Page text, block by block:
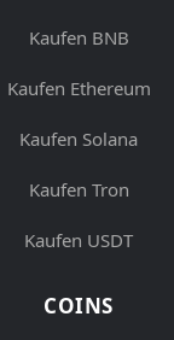
Kaufen BNB
Kaufen Ethereum
Kaufen Solana
Kaufen Tron
Kaufen USDT
COINS